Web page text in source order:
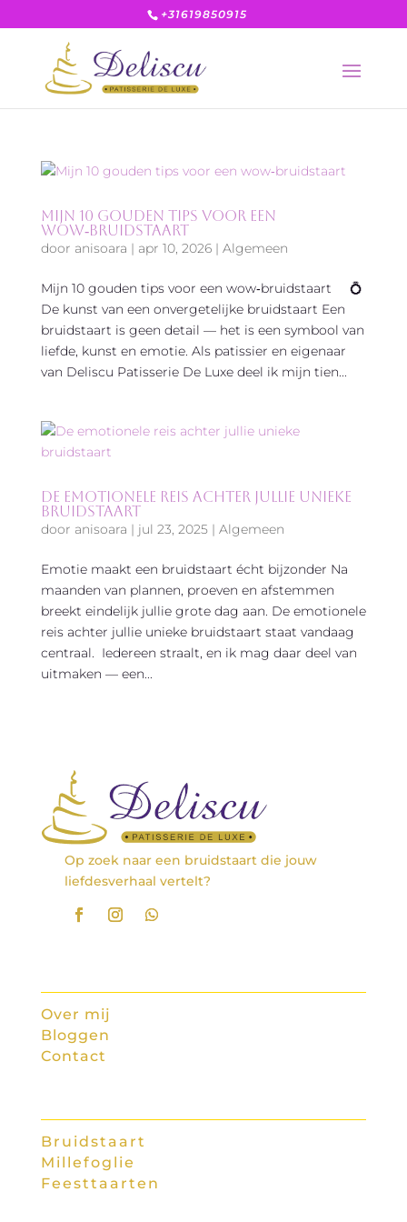
+31619850915
Mijn 10 gouden tips voor een
wow‑bruidstaart
door anisoara | apr 10, 2026| Algemeen
Mijn 10 gouden tips voor een wow‑bruidstaart 💍
De kunst van een onvergetelijke bruidstaart Een
bruidstaart is geen detail — het is een symbool van
liefde, kunst en emotie. Als patissier en eigenaar
van Deliscu Patisserie De Luxe deel ik mijn tien...
De emotionele reis achter jullie unieke
bruidstaart
door anisoara | jul 23, 2025| Algemeen
Emotie maakt een bruidstaart écht bijzonder Na
maanden van plannen, proeven en afstemmen
breekt eindelijk jullie grote dag aan. De emotionele
reis achter jullie unieke bruidstaart staat vandaag
centraal. Iedereen straalt, en ik mag daar deel van
uitmaken — een...
Op zoek naar een bruidstaart die jouw
liefdesverhaal vertelt?
Over mij
Bloggen
Contact
Bruidstaart
Millefoglie
Feesttaarten